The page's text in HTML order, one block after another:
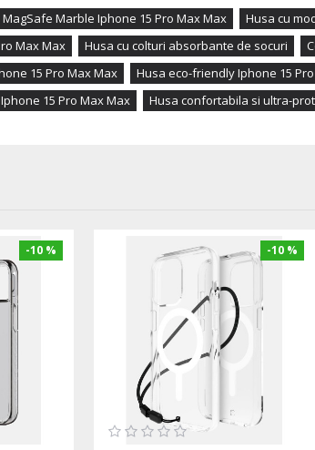
Marble Iphone 15 Pro Max Max Husa cu
Max Max
Husa cu colturi absorbante de socuri
15 Pro Max Max
Husa eco-friendly Iphone 15
15 Pro Max Max
Husa confortabila si ultra-
-10 % -10 %